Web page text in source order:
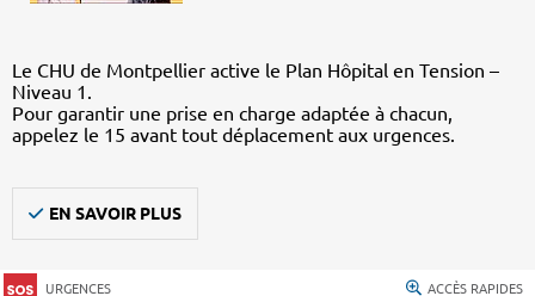
Le CHU de Montpellier active le Plan Hôpital en Tension –
Niveau 1.
Pour garantir une prise en charge adaptée à chacun,
appelez le 15 avant tout déplacement aux urgences.
EN SAVOIR PLUS
URGENCES ACCÈS RAPIDES